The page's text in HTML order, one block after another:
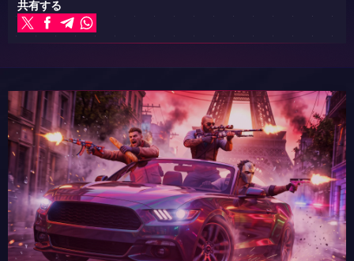
共有する